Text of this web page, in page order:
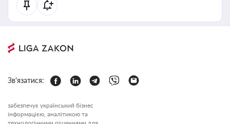
Зв'язатися:
забезпечує український бізнес
інформацією, аналітикою та